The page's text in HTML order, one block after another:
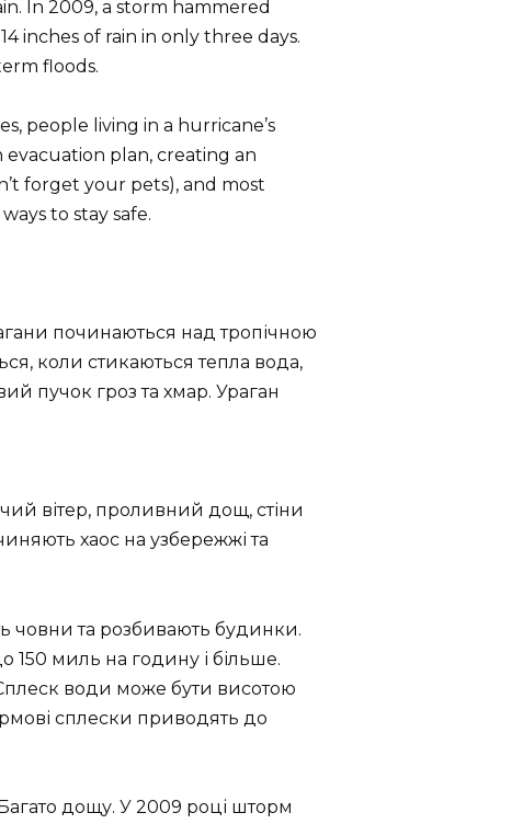
In 2009, a storm hammered
inches of rain in only three days.
floods.
people living in a hurricane’s
evacuation plan, creating an
forget your pets), and most
to stay safe.
починаються над тропічною
коли стикаються тепла вода,
пучок гроз та хмар. Ураган
вітер, проливний дощ, стіни
хаос на узбережжі та
човни та розбивають будинки.
150 миль на годину і більше.
Сплеск води може бути висотою
сплески приводять до
дощу. У 2009 році шторм